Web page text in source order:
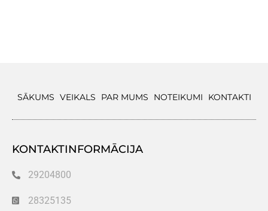
SĀKUMS VEIKALS PAR MUMS NOTEIKUMI KONTAKTI
KONTAKTINFORMĀCIJA
29204800
28325135